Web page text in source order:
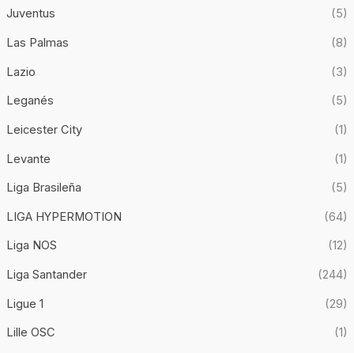
Juventus (5)
Las Palmas (8)
Lazio (3)
Leganés (5)
Leicester City (1)
Levante (1)
Liga Brasileña (5)
LIGA HYPERMOTION (64)
Liga NOS (12)
Liga Santander (244)
Ligue 1 (29)
Lille OSC (1)